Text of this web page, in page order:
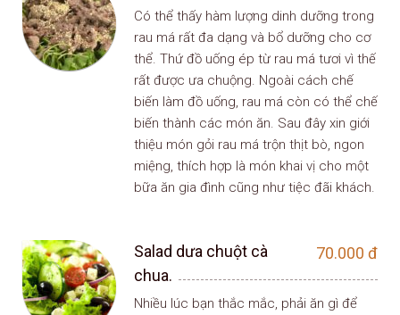
Có thể thấy hàm lượng dinh dưỡng trong
rau má rất đa dạng và bổ dưỡng cho cơ
thể. Thứ đồ uống ép từ rau má tươi vì thế
rất được ưa chuộng. Ngoài cách chế
biến làm đồ uống, rau má còn có thể chế
biến thành các món ăn. Sau đây xin giới
thiệu món gỏi rau má trộn thịt bò, ngon
miệng, thích hợp là món khai vị cho một
bữa ăn gia đình cũng như tiệc đãi khách.
70.000 đ
Salad dưa chuột cà
chua.
Nhiều lúc bạn thắc mắc, phải ăn gì để